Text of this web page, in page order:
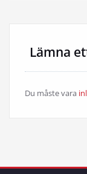
Lämna
Du måste vara